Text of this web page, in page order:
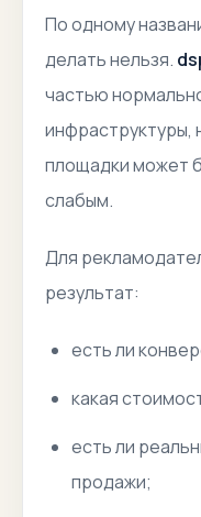
По одному
делать нельзя.
частью
инфраструктуры,
площадки может
слабым.
Для
результат:
есть ли
какая
есть ли
продажи;